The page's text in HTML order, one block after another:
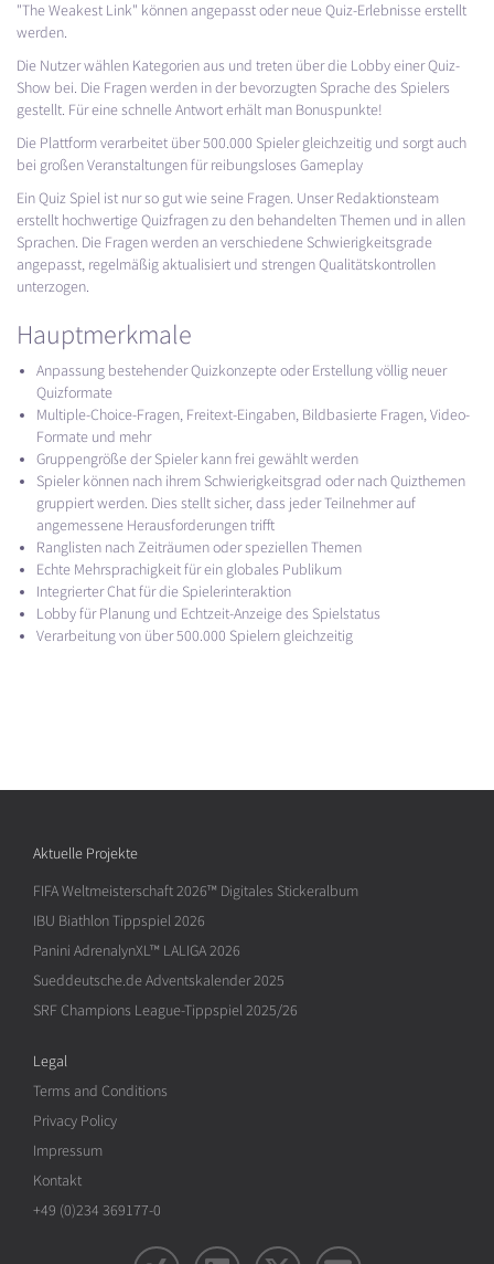
"The Weakest Link" können angepasst oder neue Quiz-Erlebnisse erstellt
werden.
Die Nutzer wählen Kategorien aus und treten über die Lobby einer Quiz-
Show bei. Die Fragen werden in der bevorzugten Sprache des Spielers
gestellt. Für eine schnelle Antwort erhält man Bonuspunkte!
Die Plattform verarbeitet über 500.000 Spieler gleichzeitig und sorgt auch
bei großen Veranstaltungen für reibungsloses Gameplay
Ein Quiz Spiel ist nur so gut wie seine Fragen. Unser Redaktionsteam
erstellt hochwertige Quizfragen zu den behandelten Themen und in allen
Sprachen. Die Fragen werden an verschiedene Schwierigkeitsgrade
angepasst, regelmäßig aktualisiert und strengen Qualitätskontrollen
unterzogen.
Hauptmerkmale
Anpassung bestehender Quizkonzepte oder Erstellung völlig neuer
Quizformate
Multiple-Choice-Fragen, Freitext-Eingaben, Bildbasierte Fragen, Video-
Formate und mehr
Gruppengröße der Spieler kann frei gewählt werden
Spieler können nach ihrem Schwierigkeitsgrad oder nach Quizthemen
gruppiert werden. Dies stellt sicher, dass jeder Teilnehmer auf
angemessene Herausforderungen trifft
Ranglisten nach Zeiträumen oder speziellen Themen
Echte Mehrsprachigkeit für ein globales Publikum
Integrierter Chat für die Spielerinteraktion
Lobby für Planung und Echtzeit-Anzeige des Spielstatus
Verarbeitung von über 500.000 Spielern gleichzeitig
Aktuelle Projekte
FIFA Weltmeisterschaft 2026™ Digitales Stickeralbum
IBU Biathlon Tippspiel 2026
Panini AdrenalynXL™ LALIGA 2026
Sueddeutsche.de Adventskalender 2025
SRF Champions League-Tippspiel 2025/26
Legal
Terms and Conditions
Privacy Policy
Impressum
Kontakt
+49 (0)234 369177-0